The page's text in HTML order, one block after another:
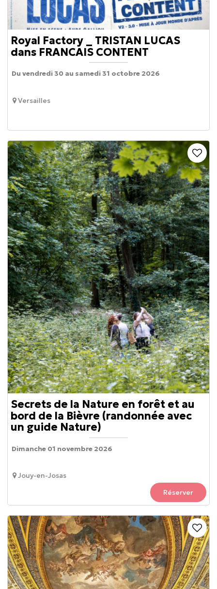
Royal Factory _ TRISTAN LUCAS
dans FRANCAIS CONTENT
Versailles
Du vendredi 30 au samedi 31 octobre 2026
Secrets de la Nature en forêt et au
bord de la Bièvre (randonnée avec
un guide Nature)
Jouy-en-Josas
Dimanche 01 novembre 2026
Réserver